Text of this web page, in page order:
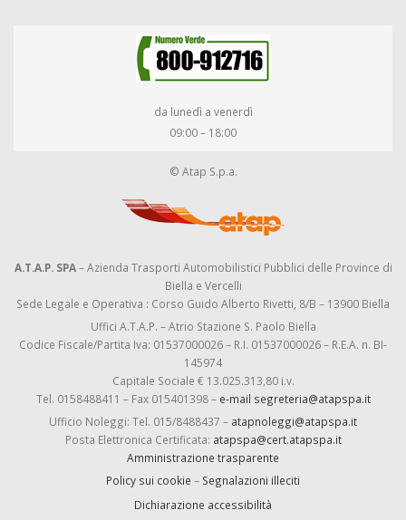
da lunedì a venerdì
09:00 – 18:00
© Atap S.p.a.
A.T.A.P. SPA– Azienda Trasporti Automobilistici Pubblici delle Province di
Biella e Vercelli
Sede Legale e Operativa : Corso Guido Alberto Rivetti, 8/B – 13900 Biella
Uffici A.T.A.P. – Atrio Stazione S. Paolo Biella
Codice Fiscale/Partita Iva: 01537000026 – R.I. 01537000026 – R.E.A. n. BI-
145974
Capitale Sociale € 13.025.313,80 i.v.
Tel. 0158488411 – Fax 015401398 – e-mail segreteria@atapspa.it
Ufficio Noleggi: Tel. 015/8488437 – atapnoleggi@atapspa.it
Posta Elettronica Certificata: atapspa@cert.atapspa.it
Amministrazione trasparente
Policy sui cookie – Segnalazioni illeciti
Dichiarazione accessibilità